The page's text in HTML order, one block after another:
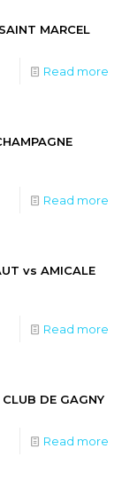
MARCEL
Read more
Read more
vs AMICALE
Read more
DE GAGNY
Read more